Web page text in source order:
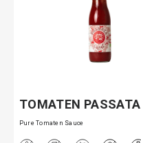
TOMATEN PASSATA
Pure Tomaten Sauce